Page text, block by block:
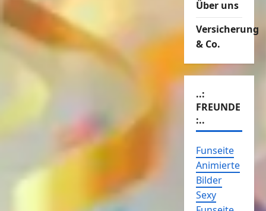
Über uns
Versicherung
& Co.
..:
FREUNDE
:..
Funseite
Animierte
Bilder
Sexy